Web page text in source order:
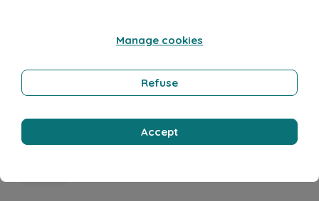
28 sept. 2024
Effective Strategies for Managing Chronic Pain
Manage cookies
Refuse
Accept